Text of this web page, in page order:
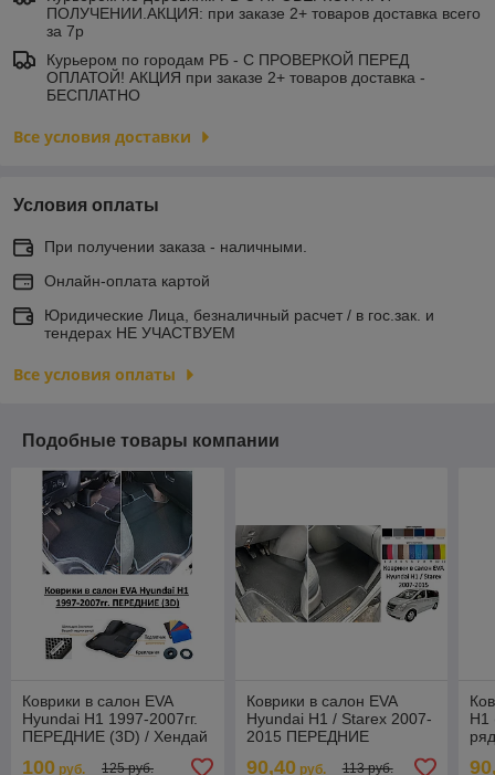
ПОЛУЧЕНИИ.АКЦИЯ: при заказе 2+ товаров доставка всего
за 7р
Курьером по городам РБ - С ПРОВЕРКОЙ ПЕРЕД
ОПЛАТОЙ! АКЦИЯ при заказе 2+ товаров доставка -
БЕСПЛАТНО
Все условия доставки
Условия оплаты
При получении заказа - наличными.
Онлайн-оплата картой
Юридические Лица, безналичный расчет / в гос.зак. и
тендерах НЕ УЧАСТВУЕМ
Все условия оплаты
Подобные товары компании
Коврики в салон EVA
Hyundai H1 1997-2007гг.
ПЕРЕДНИЕ (3D) / Хендай
100 руб. 125 руб.
Коврики в салон EVA
Hyundai H1 / Starex 2007-
2015 ПЕРЕДНИЕ
90,40руб. 113 руб.
H1